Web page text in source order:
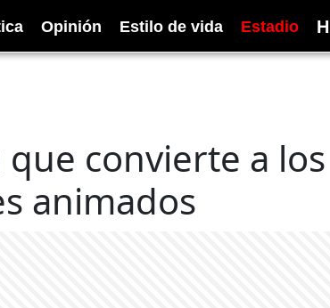
Opinión Estilo de vida Estadio H
convierte a los
animados